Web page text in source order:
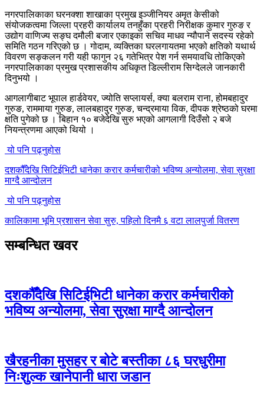
नगरपालिकाका घरनक्शा शाखाका प्रमुख इञ्जीनियर अमृत केसीको
संयोजकत्वमा जिल्ला प्रहरी कार्यालय तनहुँका प्रहरी निरीक्षक कुमार गुरुङ र
उद्योग वाणिज्य सङ्घ दमौली बजार एकाइका सचिव माधव न्यौपाने सदस्य रहेको
समिति गठन गरिएको छ । गोदाम, व्यक्तिका घरलगायतमा भएको क्षतिको यथार्थ
विवरण सङ्कलन गरी यही फागुन २६ गतेभित्र पेश गर्न समयावधि तोकिएको
नगरपालिकाका प्रमुख प्रशासकीय अधिकृत डिल्लीराम सिग्देलले जानकारी
दिनुभयो ।
आगलागीबाट भूपाल हार्डवेयर, ज्योति सप्लायर्स, क्या बलराम राना, होमबहादुर
गुरुङ, राममाया गुरुङ, लालबहादुर गुरुङ, चन्द्रमाया विक, दीपक श्रेष्ठको घरमा
क्षति पुगेको छ । बिहान १० बजेदेखि सुरु भएको आगलागी दिउँसो २ बजे
नियन्त्रणमा आएको थियो ।
यो पनि पढ्नुहोस
दशकौँदेखि सिटिईभिटी धानेका करार कर्मचारीको भविष्य अन्योलमा, सेवा सुरक्षा
माग्दै आन्दोलन
यो पनि पढ्नुहोस
कालिकामा भूमि प्रशासन सेवा सुरु, पहिलो दिनमै ६ वटा लालपुर्जा वितरण
सम्बन्धित खवर
दशकौँदेखि सिटिईभिटी धानेका करार कर्मचारीको
भविष्य अन्योलमा, सेवा सुरक्षा माग्दै आन्दोलन
खैरहनीका मुसहर र बोटे बस्तीका ८६ घरधुरीमा
निःशुल्क खानेपानी धारा जडान